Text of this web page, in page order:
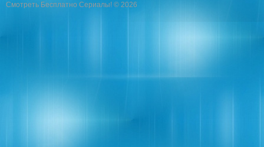
Смотреть Бесплатно Сериалы! © 2026